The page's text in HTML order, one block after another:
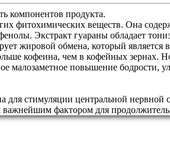
компонентов продукта.
фитохимических веществ. Она
Экстракт гуараны обладает
жировой обмена, который
кофеина, чем в кофейных зернах.
малозаметное повышение бодрости,
для стимуляции центральной
фактором для